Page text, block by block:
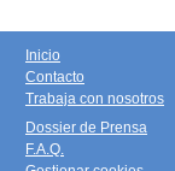
Inicio
Contacto
Trabaja con nosotros
Dossier de Prensa
F.A.Q.